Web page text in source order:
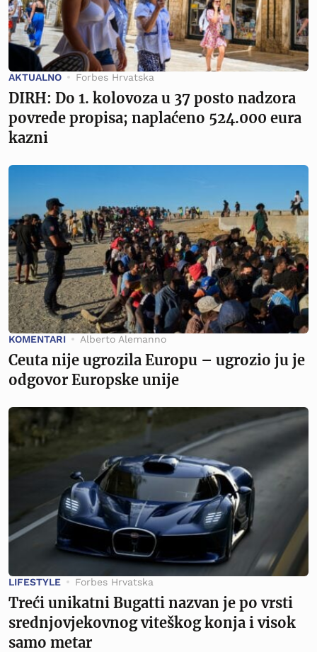
AKTUALNO Forbes Hrvatska
DIRH: Do 1. kolovoza u 37 posto nadzora
povrede propisa; naplaćeno 524.000 eura
kazni
KOMENTARI Alberto Alemanno
Ceuta nije ugrozila Europu – ugrozio ju je
odgovor Europske unije
LIFESTYLE Forbes Hrvatska
Treći unikatni Bugatti nazvan je po vrsti
srednjovjekovnog viteškog konja i visok
samo metar